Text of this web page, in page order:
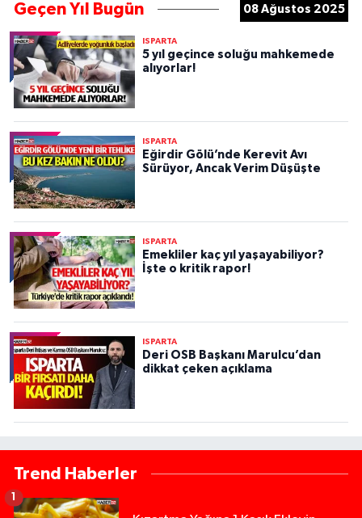
Geçen Yıl Bugün 08 Ağustos 2025
ISPARTA
5 yıl geçince soluğu mahkemede
alıyorlar!
ISPARTA
Eğirdir Gölü’nde Kerevit Avı
Sürüyor, Ancak Verim Düşüşte
ISPARTA
Emekliler kaç yıl yaşayabiliyor?
İşte o kritik rapor!
ISPARTA
Deri OSB Başkanı Marulcu’dan
dikkat çeken açıklama
Trend Haberler
1